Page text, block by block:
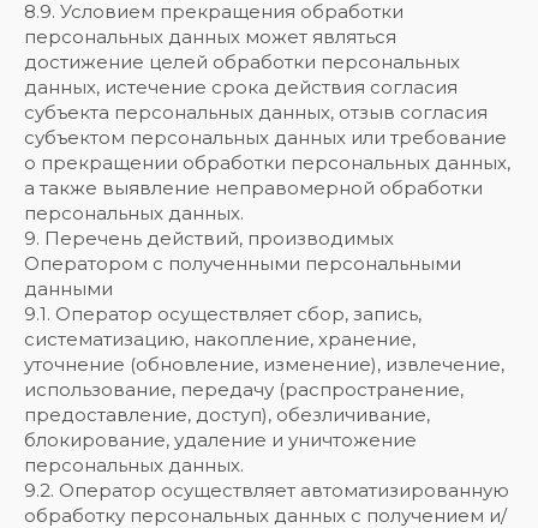
8.9. Условием прекращения обработки
персональных данных может являться
достижение целей обработки персональных
данных, истечение срока действия согласия
субъекта персональных данных, отзыв согласия
субъектом персональных данных или требование
о прекращении обработки персональных данных,
а также выявление неправомерной обработки
персональных данных.
9. Перечень действий, производимых
Оператором с полученными персональными
данными
9.1. Оператор осуществляет сбор, запись,
систематизацию, накопление, хранение,
уточнение (обновление, изменение), извлечение,
использование, передачу (распространение,
предоставление, доступ), обезличивание,
блокирование, удаление и уничтожение
персональных данных.
9.2. Оператор осуществляет автоматизированную
обработку персональных данных с получением и/